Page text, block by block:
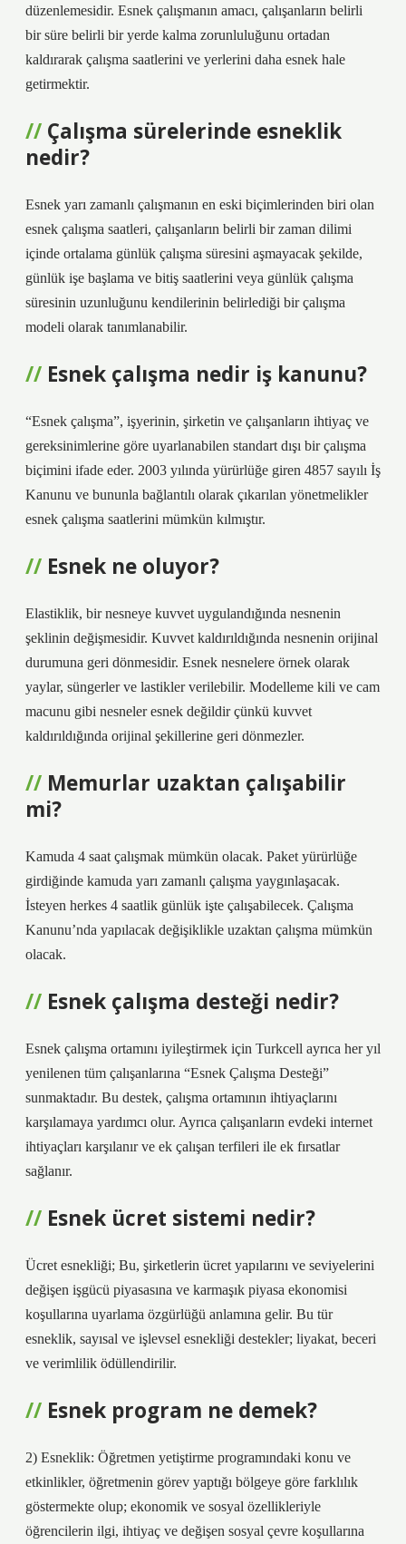
düzenlemesidir. Esnek çalışmanın amacı, çalışanların belirli
bir süre belirli bir yerde kalma zorunluluğunu ortadan
kaldırarak çalışma saatlerini ve yerlerini daha esnek hale
getirmektir.
Çalışma sürelerinde esneklik
nedir?
Esnek yarı zamanlı çalışmanın en eski biçimlerinden biri olan
esnek çalışma saatleri, çalışanların belirli bir zaman dilimi
içinde ortalama günlük çalışma süresini aşmayacak şekilde,
günlük işe başlama ve bitiş saatlerini veya günlük çalışma
süresinin uzunluğunu kendilerinin belirlediği bir çalışma
modeli olarak tanımlanabilir.
Esnek çalışma nedir iş kanunu?
“Esnek çalışma”, işyerinin, şirketin ve çalışanların ihtiyaç ve
gereksinimlerine göre uyarlanabilen standart dışı bir çalışma
biçimini ifade eder. 2003 yılında yürürlüğe giren 4857 sayılı İş
Kanunu ve bununla bağlantılı olarak çıkarılan yönetmelikler
esnek çalışma saatlerini mümkün kılmıştır.
Esnek ne oluyor?
Elastiklik, bir nesneye kuvvet uygulandığında nesnenin
şeklinin değişmesidir. Kuvvet kaldırıldığında nesnenin orijinal
durumuna geri dönmesidir. Esnek nesnelere örnek olarak
yaylar, süngerler ve lastikler verilebilir. Modelleme kili ve cam
macunu gibi nesneler esnek değildir çünkü kuvvet
kaldırıldığında orijinal şekillerine geri dönmezler.
Memurlar uzaktan çalışabilir
mi?
Kamuda 4 saat çalışmak mümkün olacak. Paket yürürlüğe
girdiğinde kamuda yarı zamanlı çalışma yaygınlaşacak.
İsteyen herkes 4 saatlik günlük işte çalışabilecek. Çalışma
Kanunu’nda yapılacak değişiklikle uzaktan çalışma mümkün
olacak.
Esnek çalışma desteği nedir?
Esnek çalışma ortamını iyileştirmek için Turkcell ayrıca her yıl
yenilenen tüm çalışanlarına “Esnek Çalışma Desteği”
sunmaktadır. Bu destek, çalışma ortamının ihtiyaçlarını
karşılamaya yardımcı olur. Ayrıca çalışanların evdeki internet
ihtiyaçları karşılanır ve ek çalışan terfileri ile ek fırsatlar
sağlanır.
Esnek ücret sistemi nedir?
Ücret esnekliği; Bu, şirketlerin ücret yapılarını ve seviyelerini
değişen işgücü piyasasına ve karmaşık piyasa ekonomisi
koşullarına uyarlama özgürlüğü anlamına gelir. Bu tür
esneklik, sayısal ve işlevsel esnekliği destekler; liyakat, beceri
ve verimlilik ödüllendirilir.
Esnek program ne demek?
2) Esneklik: Öğretmen yetiştirme programındaki konu ve
etkinlikler, öğretmenin görev yaptığı bölgeye göre farklılık
göstermekte olup; ekonomik ve sosyal özellikleriyle
öğrencilerin ilgi, ihtiyaç ve değişen sosyal çevre koşullarına